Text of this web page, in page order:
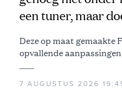
een tuner, maar
Deze op maat gemaakte
opvallende aanpassingen
7 AUGUSTUS 2026